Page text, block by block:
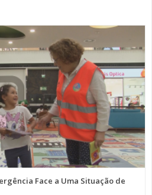
Face a Uma Situação de